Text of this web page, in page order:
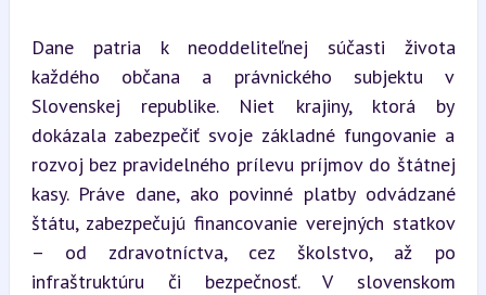
Dane patria k neoddeliteľnej súčasti života
každého občana a právnického subjektu v
Slovenskej republike. Niet krajiny, ktorá by
dokázala zabezpečiť svoje základné fungovanie a
rozvoj bez pravidelného prílevu príjmov do štátnej
kasy. Práve dane, ako povinné platby odvádzané
štátu, zabezpečujú financovanie verejných statkov
– od zdravotníctva, cez školstvo, až po
infraštruktúru či bezpečnosť. V slovenskom